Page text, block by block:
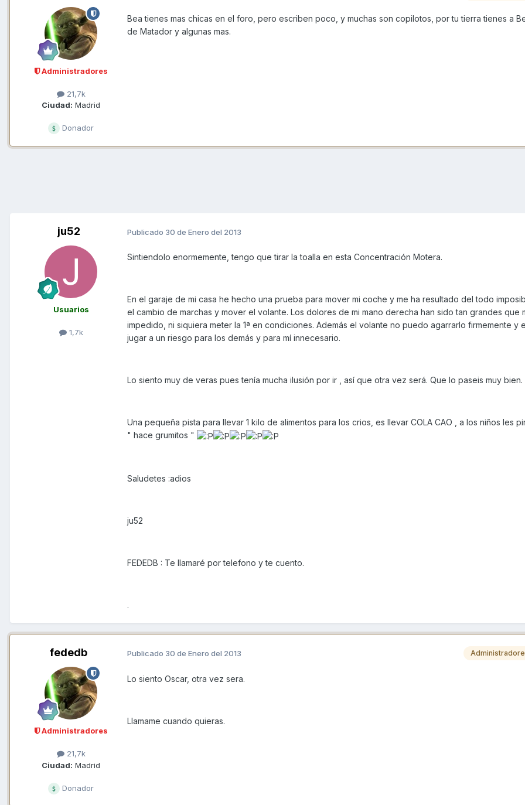
Administradores
21,7k
Ciudad: Madrid
Donador
Bea tienes mas chicas en el foro, pero escriben poco, y muchas son copilotos, por tu tierra tienes a
de Matador y algunas mas.
ju52
Usuarios
1,7k
Publicado 30 de Enero del 2013
Sintiendolo enormemente, tengo que tirar la toalla en esta Concentración Motera.
En el garaje de mi casa he hecho una prueba para mover mi coche y me ha resultado del todo
el cambio de marchas y mover el volante. Los dolores de mi mano derecha han sido tan grandes que
impedido, ni siquiera meter la 1ª en condiciones. Además el volante no puedo agarrarlo firmemente y
jugar a un riesgo para los demás y para mí innecesario.
Lo siento muy de veras pues tenía mucha ilusión por ir , así que otra vez será. Que lo paseis muy bien.
Una pequeña pista para llevar 1 kilo de alimentos para los crios, es llevar COLA CAO , a los niños les
" hace grumitos "
Saludetes :adios
ju52
FEDEDB : Te llamaré por telefono y te cuento.
.
fededb
Administradores
21,7k
Ciudad: Madrid
Donador
Publicado 30 de Enero del 2013
Lo siento Oscar, otra vez sera.
Llamame cuando quieras.